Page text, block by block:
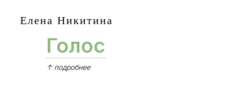
Елена Никитина
Голос
↑ подробнее